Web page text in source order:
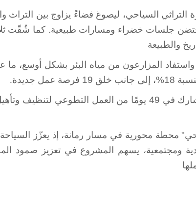
السياحي، ليصوغ فضاءً يزاوج بين التراث
جلسات خضراء ومسارات طبيعية. كما شُقّت
واستفاد المزارعون من مياه البئر بشكل أوسع،
جديدة
.
المجتمع المحلي كان جزءًا أصيلًا من التجربة، إذ شارك في 49
محطة محورية في مسار رمانة، إذ يعزّز
ومجتمعية، يسهم المشروع في تعزيز صمود